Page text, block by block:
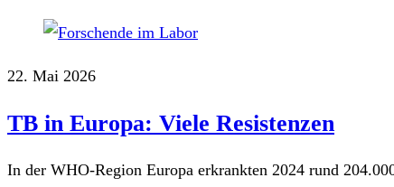
22. Mai 2026
TB in Europa: Viele Resistenzen
In der WHO-Region Europa erkrankten 2024 rund